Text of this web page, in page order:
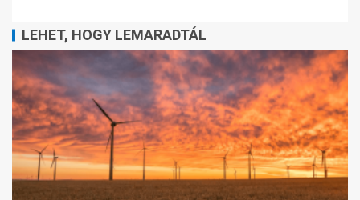
LEHET, HOGY LEMARADTÁL